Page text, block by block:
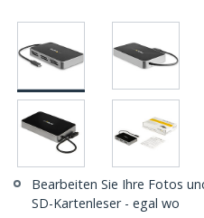
Bearbeiten Sie Ihre Fotos
SD-Kartenleser - egal wo